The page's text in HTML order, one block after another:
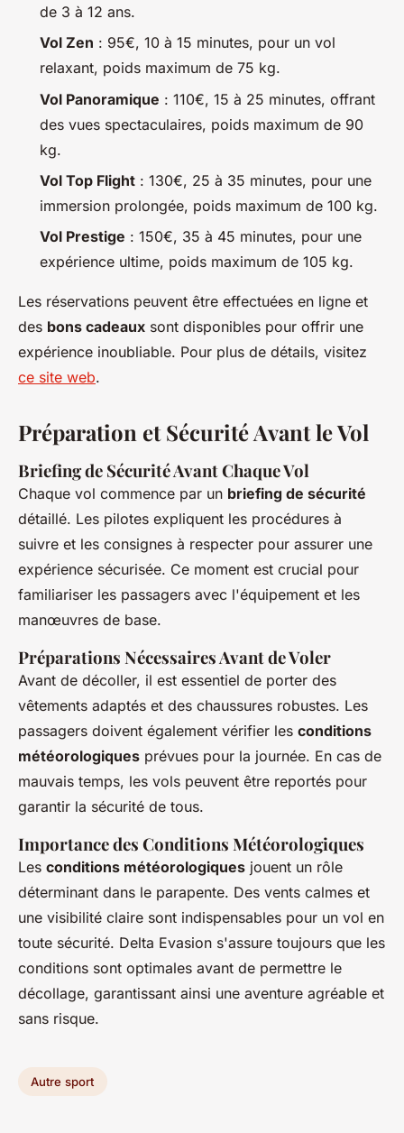
de 3 à 12 ans.
Vol Zen : 95€, 10 à 15 minutes, pour un vol
relaxant, poids maximum de 75 kg.
Vol Panoramique : 110€, 15 à 25 minutes, offrant
des vues spectaculaires, poids maximum de 90
kg.
Vol Top Flight : 130€, 25 à 35 minutes, pour une
immersion prolongée, poids maximum de 100 kg.
Vol Prestige : 150€, 35 à 45 minutes, pour une
expérience ultime, poids maximum de 105 kg.
Les réservations peuvent être effectuées en ligne et
des bons cadeaux sont disponibles pour offrir une
expérience inoubliable. Pour plus de détails, visitez
ce site web.
Préparation et Sécurité Avant le Vol
Briefing de Sécurité Avant Chaque Vol
Chaque vol commence par un briefing de sécurité
détaillé. Les pilotes expliquent les procédures à
suivre et les consignes à respecter pour assurer une
expérience sécurisée. Ce moment est crucial pour
familiariser les passagers avec l'équipement et les
manœuvres de base.
Préparations Nécessaires Avant de Voler
Avant de décoller, il est essentiel de porter des
vêtements adaptés et des chaussures robustes. Les
passagers doivent également vérifier les conditions
météorologiques prévues pour la journée. En cas de
mauvais temps, les vols peuvent être reportés pour
garantir la sécurité de tous.
Importance des Conditions Météorologiques
Les conditions météorologiques jouent un rôle
déterminant dans le parapente. Des vents calmes et
une visibilité claire sont indispensables pour un vol en
toute sécurité. Delta Evasion s'assure toujours que les
conditions sont optimales avant de permettre le
décollage, garantissant ainsi une aventure agréable et
sans risque.
Autre sport